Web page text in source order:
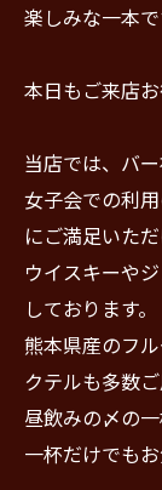
楽しみな一本で
本日もご来店お
当店では、バ
女子会での利
にご満足いた
ウイスキーや
しております。
熊本県産のフ
クテルも多数ご
昼飲みの〆の
一杯だけでも